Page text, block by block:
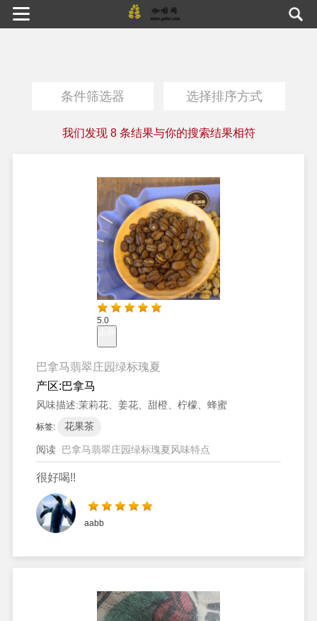
条件筛选器 选择排序方式
我们发现 8条结果与你的搜索结果相符
5.0
巴拿马翡翠庄园绿标瑰夏
产区:巴拿马
风味描述:茉莉花、姜花、甜橙、柠檬、蜂蜜
标签: 花果茶
阅读 巴拿马翡翠庄园绿标瑰夏风味特点
很好喝!!
aabb